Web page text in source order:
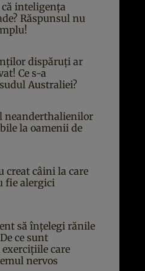
că inteligența
Răspunsul nu
dispăruți ar
Ce s-a
Australiei?
neanderthalienilor
la oamenii de
creat câini la care
fie alergici
să înțelegi rănile
ce sunt
care
nervos